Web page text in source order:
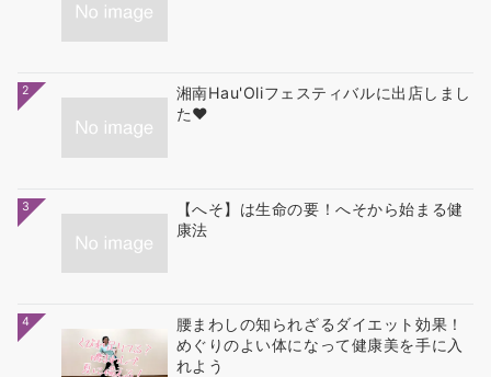
2
湘南Hau'Oliフェスティバルに出店しまし
た❤
3
【へそ】は生命の要！へそから始まる健
康法
4
腰まわしの知られざるダイエット効果！
めぐりのよい体になって健康美を手に入
れよう